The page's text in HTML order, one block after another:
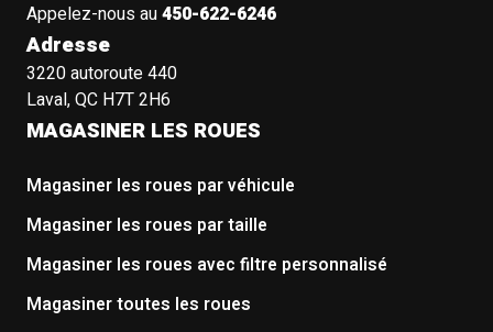
Appelez-nous au450-622-6246
Adresse
3220 autoroute 440
Laval, QC H7T 2H6
MAGASINER LES ROUES
Magasiner les roues par véhicule
Magasiner les roues par taille
Magasiner les roues avec filtre personnalisé
Magasiner toutes les roues